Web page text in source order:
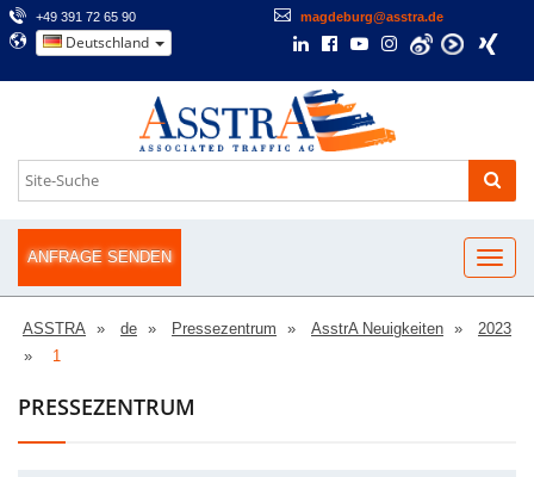
+49 391 72 65 90 magdeburg@asstra.de
Deutschland
ANFRAGE SENDEN
ASSTRA de Pressezentrum AsstrA Neuigkeiten
2023
1
PRESSEZENTRUM